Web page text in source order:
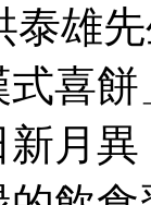
泰雄
喜
月